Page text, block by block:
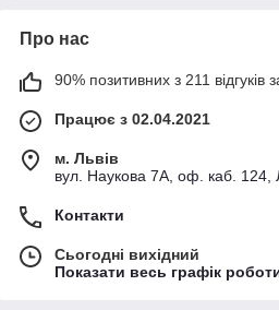
Про нас
90% позитивних з 211 відгуків
Працює з 02.04.2021
м. Львів
вул. Наукова 7А, оф. каб. 124,
Контакти
Сьогодні вихідний
Показати весь графік